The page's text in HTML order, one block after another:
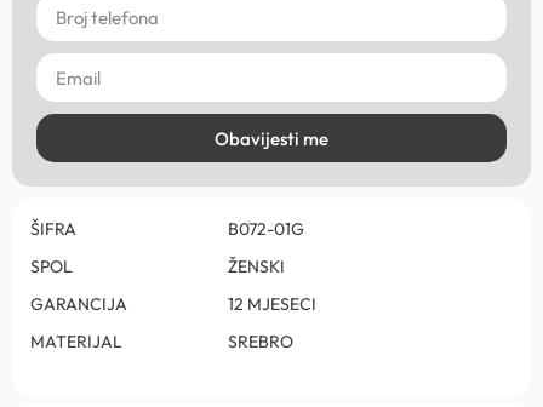
Obavijesti me
ŠIFRA
B072-01G
SPOL
ŽENSKI
GARANCIJA
12 MJESECI
MATERIJAL
SREBRO